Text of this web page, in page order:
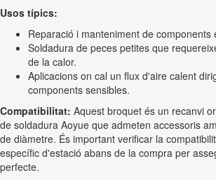
Usos típics:
Reparació i manteniment de components
Soldadura de peces petites que
de la calor.
Aplicacions on cal un flux d'aire calent
components sensibles.
Compatibilitat: Aquest broquet és un recanvi
de soldadura Aoyue que admeten accessoris
de diàmetre. És important verificar la
específic d'estació abans de la compra per
perfecte.